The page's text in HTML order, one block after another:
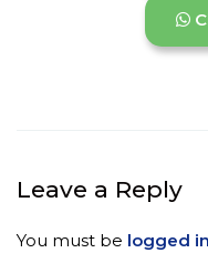
Leave a Reply
You must be logged in